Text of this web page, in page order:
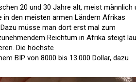
20 und 30 Jahre alt, meist männlich
in den meisten armen Ländern Afrikas
müsse man dort erst mal zum
Reichtum in Afrika steigt
Die höchste
BIP von 8000 bis 13.000 Dollar, dazu